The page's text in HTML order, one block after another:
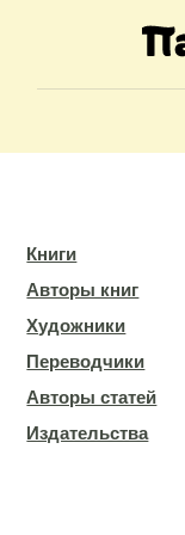
Книги
Авторы книг
Художники
Переводчики
Авторы статей
Издательства